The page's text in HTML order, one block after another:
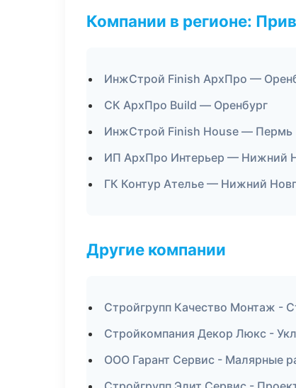
Компании в регионе:
ИнжСтрой Finish АрхПро —
СК АрхПро Build — Оренбург
ИнжСтрой Finish House — Пермь
ИП АрхПро Интерьер — Нижний
ГК Контур Ателье — Нижний
Другие компании
Стройгрупп Качество Монтаж -
Стройкомпания Декор Люкс -
ООО Гарант Сервис - Малярные